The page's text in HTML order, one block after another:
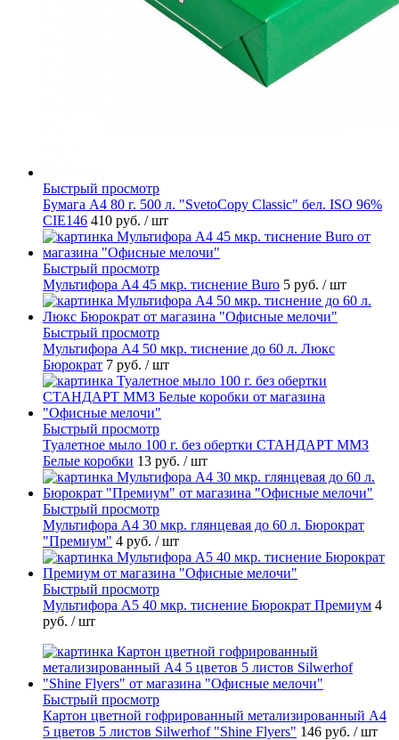
Быстрый просмотр
Бумага А4 80 г. 500 л. "SvetoCopy Classic" бел. ISO 96%
CIE146 410 руб. / шт
Быстрый просмотр
Мультифора А4 45 мкр. тиснение Buro 5 руб. / шт
Быстрый просмотр
Мультифора А4 50 мкр. тиснение до 60 л. Люкс
Бюрократ 7 руб. / шт
Быстрый просмотр
Туалетное мыло 100 г. без обертки СТАНДАРТ ММЗ
Белые коробки 13 руб. / шт
Быстрый просмотр
Мультифора А4 30 мкр. глянцевая до 60 л. Бюрократ
"Премиум" 4 руб. / шт
Быстрый просмотр
Мультифора А5 40 мкр. тиснение Бюрократ Премиум 4
руб. / шт
Быстрый просмотр
Картон цветной гофрированный метализированный А4
5 цветов 5 листов Silwerhof "Shine Flyers" 146 руб. / шт